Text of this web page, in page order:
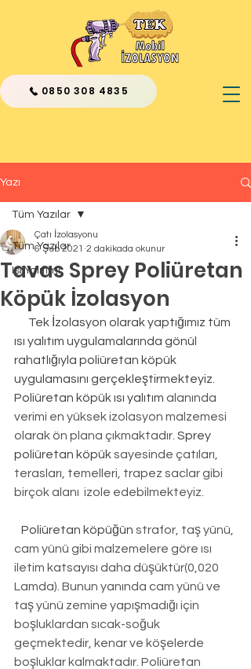
0850 308 4835
Yazı
Tüm Yazılar
Isı Yalıtımı
Tüm Yazılar
Tavas Sprey Poliüretan
Köpük İzolasyon
Çatı İzolasyonu
6 Şub 2021 2 dakikada okunur
ısı yalıtım uygulamalarında gönül
rahatlığıyla poliüretan köpük
uygulamasını gerçekleştirmekteyiz.
Poliüretan köpük ısı yalıtım alanında
verimi en yüksek izolasyon malzemesi
olarak ön plana çıkmaktadır. Sprey
poliüretan köpük sayesinde çatıları,
terasları, temelleri, trapez saclar gibi
birçok alanı  izole edebilmekteyiz.
Poliüretan köpüğün strafor, taş yünü,
cam yünü gibi malzemelere göre ısı
iletim katsayısı daha düşüktür(0,020
Lamda). Bunun yanında cam yünü ve
taş yünü zemine yapışmadığı için
boşluklardan sıcak-soğuk
geçmektedir, kenar ve köşelerde
boşluklar kalmaktadır. Poliüretan